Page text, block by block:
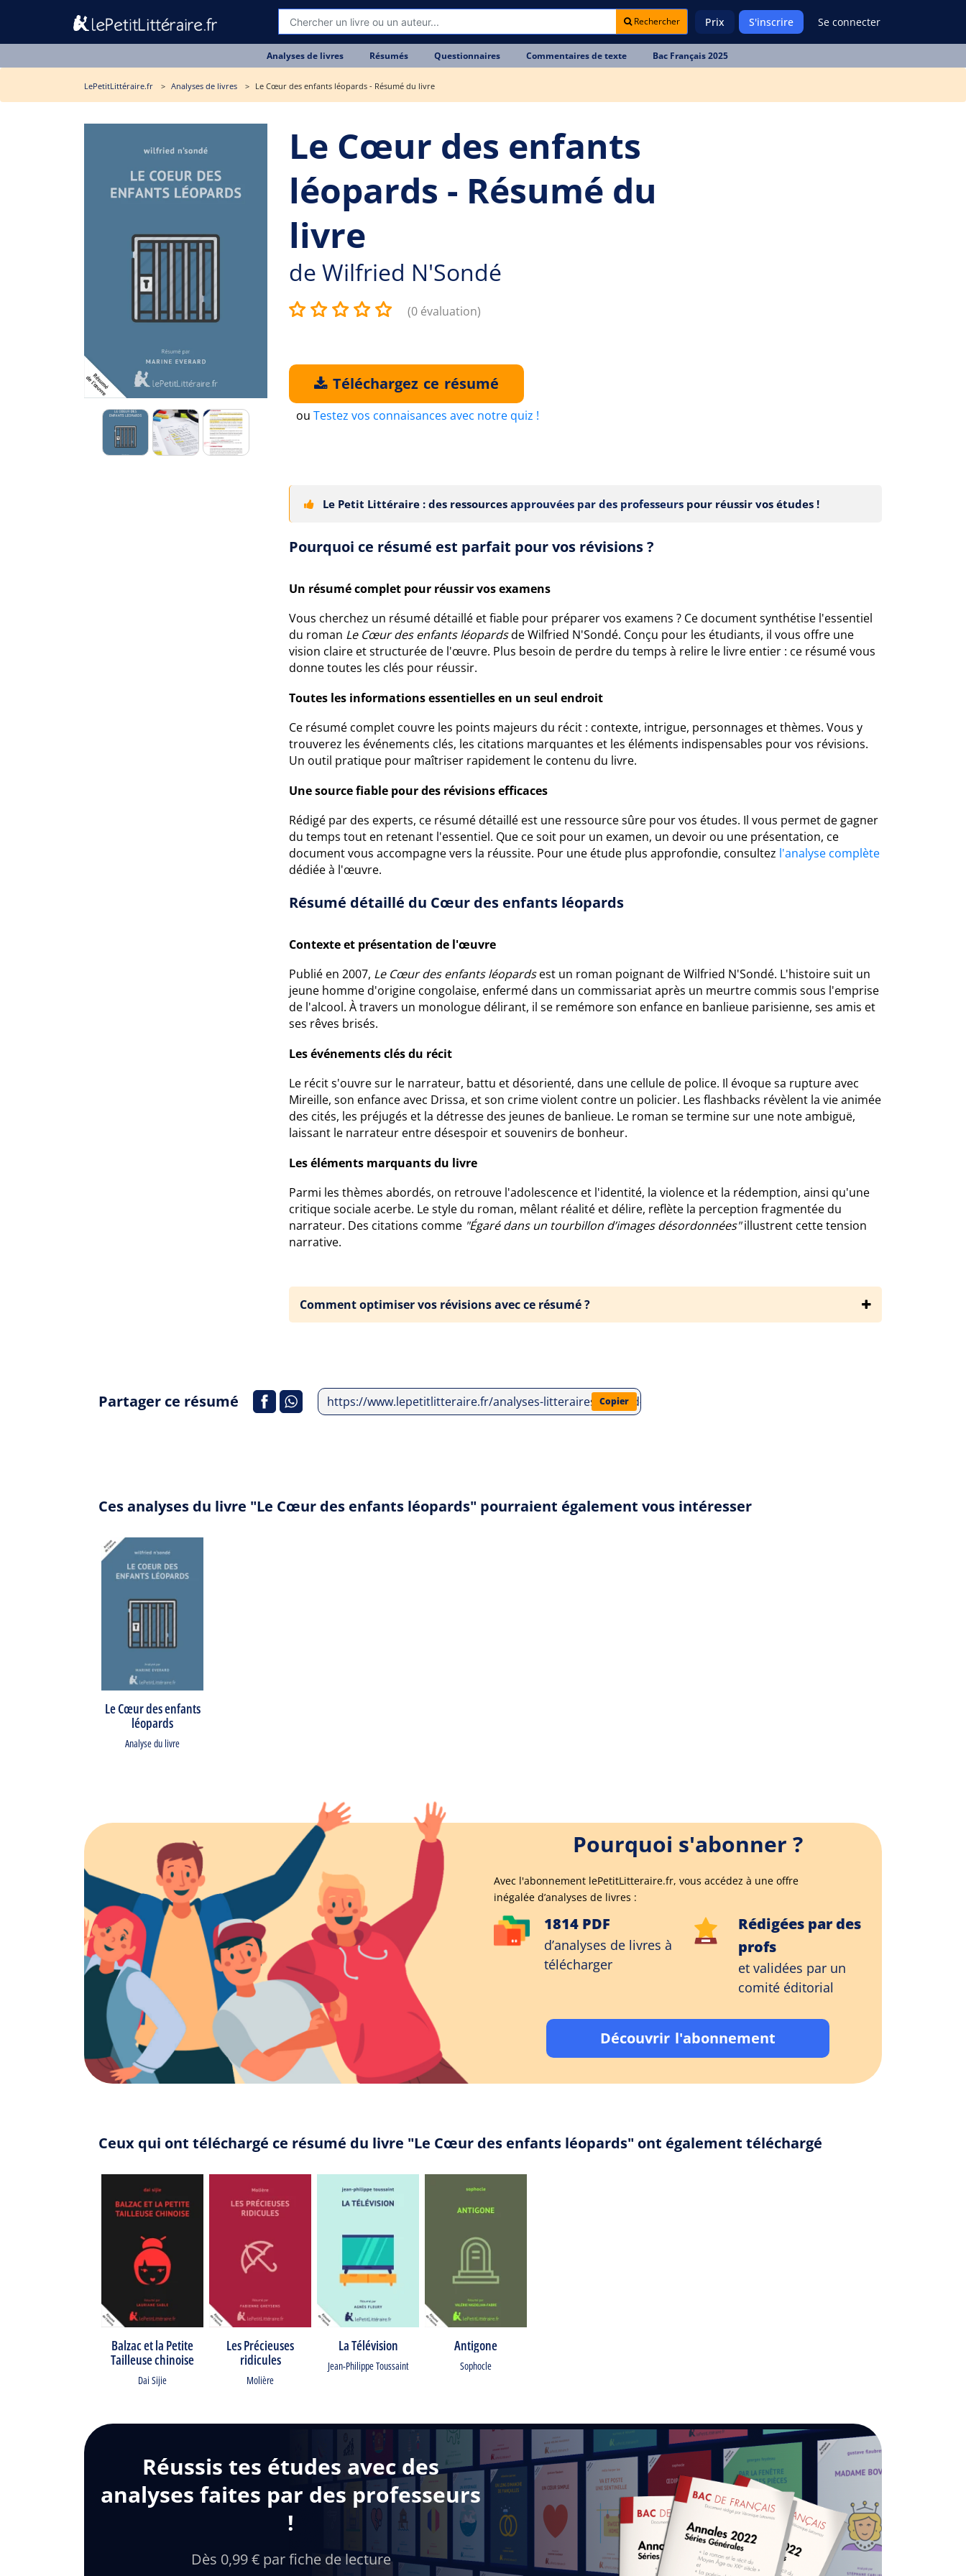
Rechercher Prix S'inscrire Se connecter
Analyses de livres Résumés Questionnaires Commentaires de texte Bac Français 2025
LePetitLittéraire.fr Analyses de livres Le Cœur des enfants léopards - Résumé du livre
Le Cœur des enfants
léopards - Résumé du
livre
de Wilfried N'Sondé
(0 évaluation)
Téléchargez ce résumé
ou Testez vos connaisances avec notre quiz !
Le Petit Littéraire : des ressources approuvées par des professeurs pour réussir vos études !
Pourquoi ce résumé est parfait pour vos révisions ?
Un résumé complet pour réussir vos examens
Vous cherchez un résumé détaillé et fiable pour préparer vos examens ? Ce document synthétise l'essentiel
du roman Le Cœur des enfants léopardsde Wilfried N'Sondé. Conçu pour les étudiants, il vous offre une
vision claire et structurée de l'œuvre. Plus besoin de perdre du temps à relire le livre entier : ce résumé vous
donne toutes les clés pour réussir.
Toutes les informations essentielles en un seul endroit
Ce résumé complet couvre les points majeurs du récit : contexte, intrigue, personnages et thèmes. Vous y
trouverez les événements clés, les citations marquantes et les éléments indispensables pour vos révisions.
Un outil pratique pour maîtriser rapidement le contenu du livre.
Une source fiable pour des révisions efficaces
Rédigé par des experts, ce résumé détaillé est une ressource sûre pour vos études. Il vous permet de gagner
du temps tout en retenant l'essentiel. Que ce soit pour un examen, un devoir ou une présentation, ce
document vous accompagne vers la réussite. Pour une étude plus approfondie, consultez l'analyse complète
dédiée à l'œuvre.
Résumé détaillé du Cœur des enfants léopards
Contexte et présentation de l'œuvre
Publié en 2007, Le Cœur des enfants léopardsest un roman poignant de Wilfried N'Sondé. L'histoire suit un
jeune homme d'origine congolaise, enfermé dans un commissariat après un meurtre commis sous l'emprise
de l'alcool. À travers un monologue délirant, il se remémore son enfance en banlieue parisienne, ses amis et
ses rêves brisés.
Les événements clés du récit
Le récit s'ouvre sur le narrateur, battu et désorienté, dans une cellule de police. Il évoque sa rupture avec
Mireille, son enfance avec Drissa, et son crime violent contre un policier. Les flashbacks révèlent la vie animée
des cités, les préjugés et la détresse des jeunes de banlieue. Le roman se termine sur une note ambiguë,
laissant le narrateur entre désespoir et souvenirs de bonheur.
Les éléments marquants du livre
Parmi les thèmes abordés, on retrouve l'adolescence et l'identité, la violence et la rédemption, ainsi qu'une
critique sociale acerbe. Le style du roman, mêlant réalité et délire, reflète la perception fragmentée du
narrateur. Des citations comme "Égaré dans un tourbillon d’images désordonnées"illustrent cette tension
narrative.
Comment optimiser vos révisions avec ce résumé ?
Partager ce résumé https://www.lepetitlitteraire.fr/analyses-litteraires/wilfried-n-sonde/le-coeur-des-enfants-leopards/resume
Copier
Ces analyses du livre "Le Cœur des enfants léopards" pourraient également vous intéresser
Le Cœur des enfants
léopards
Analyse du livre
Pourquoi s'abonner ?
Avec l'abonnement lePetitLitteraire.fr, vous accédez à une offre
inégalée d’analyses de livres :
1814 PDF
d’analyses de livres à
télécharger
Rédigées par des
profs
et validées par un
comité éditorial
Découvrir l'abonnement
Ceux qui ont téléchargé ce résumé du livre "Le Cœur des enfants léopards" ont également téléchargé
Balzac et la Petite
Tailleuse chinoise
Dai Sijie
Les Précieuses
ridicules
Molière
La Télévision
Jean-Philippe Toussaint
Antigone
Sophocle
Réussis tes études avec des
analyses faites par des professeurs
!
Dès 0,99 € par fiche de lecture